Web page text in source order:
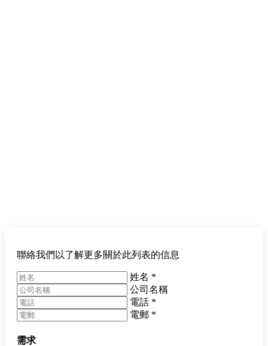
聯絡我們以了解更多關於此列表的信息
姓名 *
公司名稱
電話 *
電郵 *
需求